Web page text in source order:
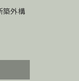
築外構